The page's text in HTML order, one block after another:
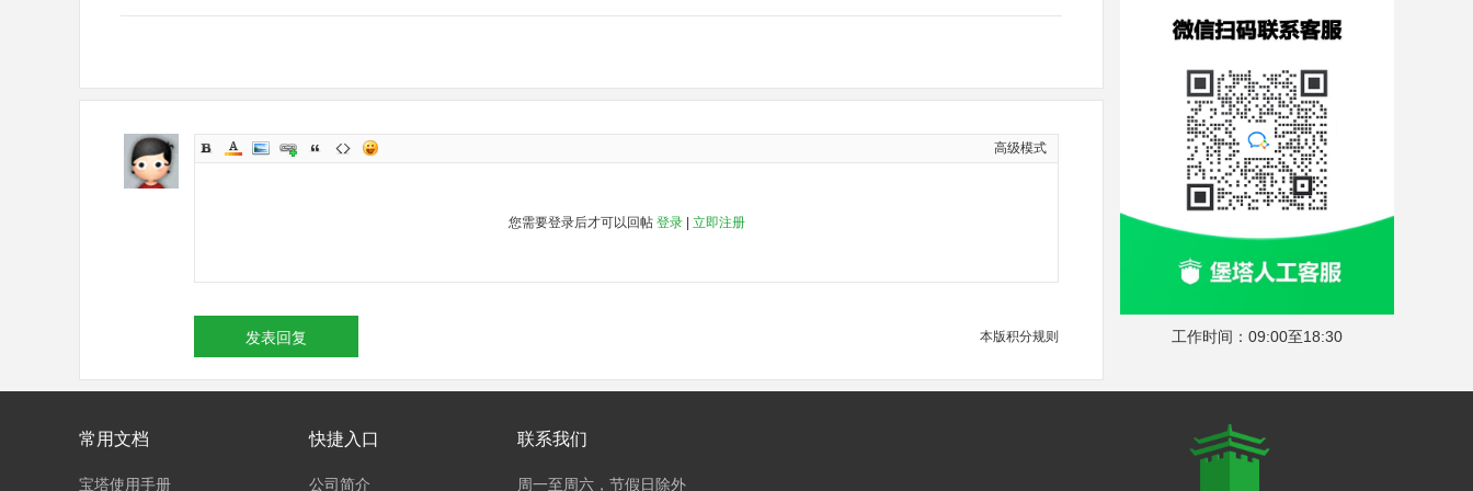
高级模式
您需要登录后才可以回帖 登录| 立即注册
本版积分规则
发表回复 工作时间：09:00至18:30
常用文档
宝塔使用手册
快捷入口
公司简介
联系我们
周一至周六，节假日除外